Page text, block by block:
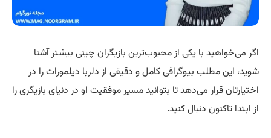
اگر می‌خواهید با یکی از محبوب‌ترین بازیگران چینی بیشتر آشنا
شوید، این مطلب بیوگرافی کامل و دقیقی از دلربا دیلمورات را در
اختیارتان قرار می‌دهد تا بتوانید مسیر موفقیت او در دنیای بازیگری را
از ابتدا تاکنون دنبال کنید.